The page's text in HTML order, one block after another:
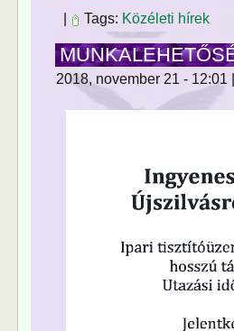
Tags: Közéleti hírek
2018, november 21 - 12:01